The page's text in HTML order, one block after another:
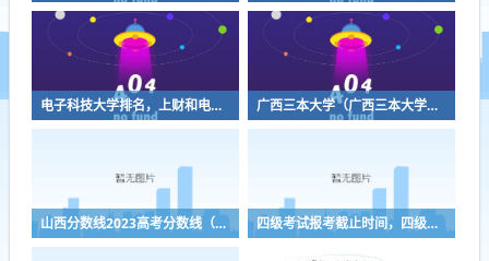
电子科技大学排名，上财和电子科技大学排名 广西三本大学（广西三本大学排名榜）
山西分数线2023高考分数线（山西分数线2023高考分数线什么时候公布） 四级考试报考截止时间，四级报考时间2022年